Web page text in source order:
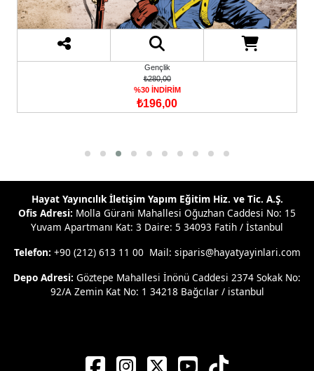
Gençlik
₺280,00
%30 İNDİRİM
₺196,00
Hayat Yayıncılık İletişim Yapım Eğitim Hiz. ve Tic. A.Ş.
Ofis Adresi: Molla Gürani Mahallesi Oğuzhan Caddesi No: 15
Yuvam Apartmanı Kat: 3 Daire: 5 34093 Fatih / İstanbul
Telefon: +90 (212) 613 11 00 Mail: siparis@hayatyayinlari.com
Depo Adresi: Göztepe Mahallesi İnönü Caddesi 2374 Sokak No:
92/A Zemin Kat No: 1 34218 Bağcılar / istanbul